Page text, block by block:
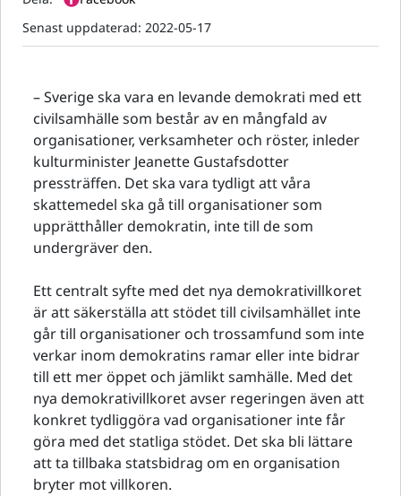
Senast uppdaterad: 2022-05-17
– Sverige ska vara en levande demokrati med ett
civilsamhälle som består av en mångfald av
organisationer, verksamheter och röster, inleder
kulturminister Jeanette Gustafsdotter
pressträffen. Det ska vara tydligt att våra
skattemedel ska gå till organisationer som
upprätthåller demokratin, inte till de som
undergräver den.
Ett centralt syfte med det nya demokrativillkoret
är att säkerställa att stödet till civilsamhället inte
går till organisationer och trossamfund som inte
verkar inom demokratins ramar eller inte bidrar
till ett mer öppet och jämlikt samhälle. Med det
nya demokrativillkoret avser regeringen även att
konkret tydliggöra vad organisationer inte får
göra med det statliga stödet. Det ska bli lättare
att ta tillbaka statsbidrag om en organisation
bryter mot villkoren.